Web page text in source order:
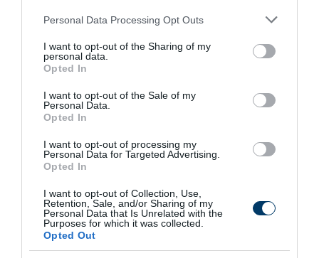
Please note that this website/app uses one or more Google
not limited to your visit or usage behaviour. You may click to
grant or deny consent to Google and its third-party tags to
use your data for below specified purposes in below Google
consent section.
Personal Data Processing Opt Outs
I want to opt-out of the Sharing of my
personal data.
Opted In
I want to opt-out of the Sale of my
Personal Data.
Opted In
I want to opt-out of processing my
Personal Data for Targeted Advertising.
Opted In
I want to opt-out of Collection, Use,
Retention, Sale, and/or Sharing of my
Personal Data that Is Unrelated with the
Purposes for which it was collected.
Opted Out
Die Instantly
293 54
10 h 54 min